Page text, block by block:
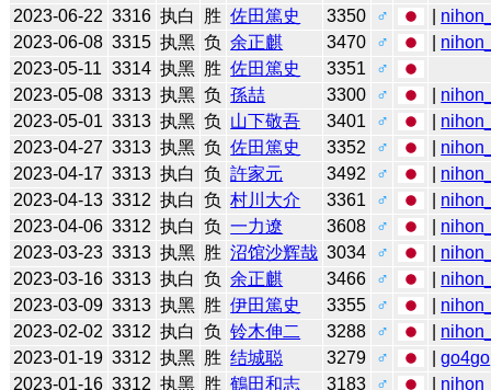
2023-06-22 3316 执白 胜 佐田篤史 3350 ♂
2023-06-08 3315 执黑 负 余正麒 3470 ♂
2023-05-11 3314 执黑 胜 佐田篤史 3351
♂
2023-05-08 3313 执黑 负 孫喆 3300 ♂
2023-05-01 3313 执黑 负 山下敬吾 3401 ♂
2023-04-27 3313 执黑 负 佐田篤史 3352 ♂
2023-04-17 3313 执白 负 許家元 3492 ♂
2023-04-13 3312 执白 负 村川大介 3361 ♂
2023-04-06 3312 执白 负 一力遼 3608 ♂
2023-03-23 3313 执黑 胜 沼馆沙辉哉 3034 ♂
2023-03-16 3313 执白 负 余正麒 3466 ♂
2023-03-09 3313 执黑 胜 伊田篤史 3355 ♂
2023-02-02 3312 执白 负 铃木伸二 3288 ♂
2023-01-19 3312 执黑 胜 结城聪 3279 ♂ |go4go
2023-01-16 3312 执黑 胜 鶴田和志 3183 ♂